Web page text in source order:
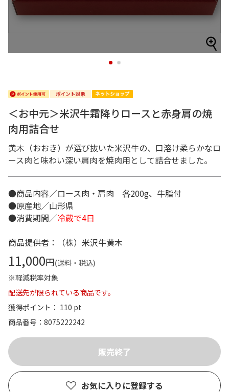
1 2
＜お中元＞米沢牛霜降りロースと赤身肩の焼
肉用詰合せ
黄木（おおき）が選び抜いた米沢牛の、口溶け柔らかなロ
ース肉と味わい深い肩肉を焼肉用として詰合せました。
●商品内容／ロース肉・肩肉 各200g、牛脂付
●原産地／山形県
●消費期間／冷蔵で4日
商品提供者：（株）米沢牛黄木
11,000円(送料・税込)
※軽減税率対象
配送先が限られている商品です。
獲得ポイント： 110 pt
商品番号
8075222242
お気に入りに登録する